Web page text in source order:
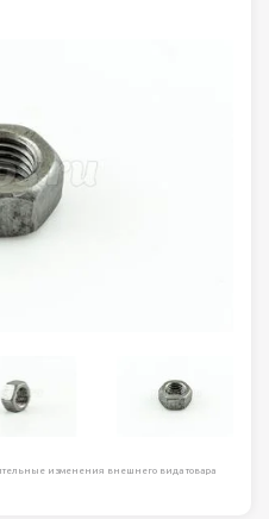
изменения внешнего вида товара